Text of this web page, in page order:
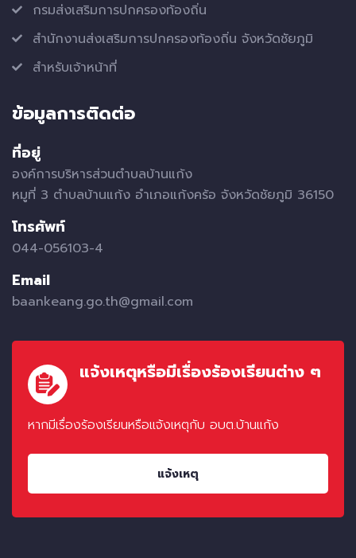
กรมส่งเสริมการปกครองท้องถิ่น
สำนักงานส่งเสริมการปกครองท้องถิ่น จังหวัดชัยภูมิ
สำหรับเจ้าหน้าที่
ข้อมูลการติดต่อ
ที่อยู่
องค์การบริหารส่วนตำบลบ้านแก้ง
หมูที่ 3 ตำบลบ้านแก้ง อำเภอแก้งคร้อ จังหวัดชัยภูมิ 36150
โทรศัพท์
044-056103-4
Email
baankeang.go.th@gmail.com
แจ้งเหตุหรือมีเรื่องร้องเรียนต่าง ๆ
หากมีเรื่องร้องเรียนหรือแจ้งเหตุกับ อบต.บ้านแก้ง
แจ้งเหตุ